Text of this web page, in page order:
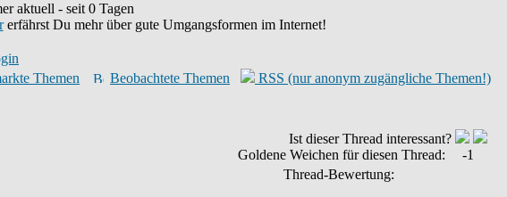
aktuell - seit 0 Tagen
erfährst Du mehr über gute Umgangsformen im Internet!
Themen
Beobachtete Themen RSS (nur anonym zugängliche Themen!)
Ist dieser Thread interessant?
Goldene Weichen für diesen Thread:
-1
Thread-Bewertung: